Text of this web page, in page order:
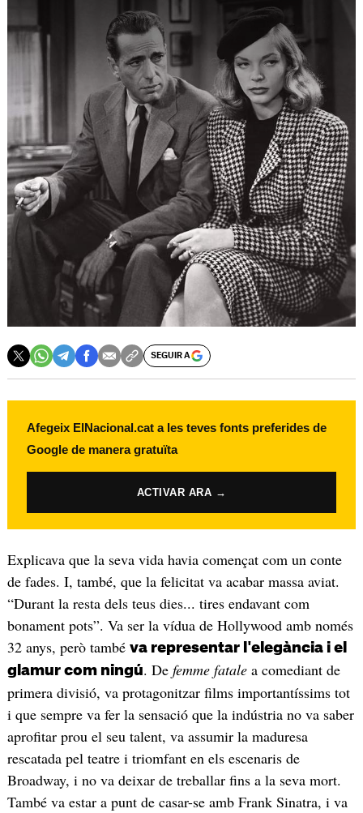
SEGUIR A
Afegeix ElNacional.cat a les teves fonts preferides de
Google de manera gratuïta
ACTIVAR ARA →
Explicava que la seva vida havia començat com un conte
de fades. I, també, que la felicitat va acabar massa aviat.
“Durant la resta dels teus dies... tires endavant com
bonament pots”. Va ser la vídua de Hollywood amb només
32 anys, però també va representar l'elegància i el
glamur com ningú. De femme fatalea comediant de
primera divisió, va protagonitzar films importantíssims tot
i que sempre va fer la sensació que la indústria no va saber
aprofitar prou el seu talent, va assumir la maduresa
rescatada pel teatre i triomfant en els escenaris de
Broadway, i no va deixar de treballar fins a la seva mort.
També va estar a punt de casar-se amb Frank Sinatra, i va